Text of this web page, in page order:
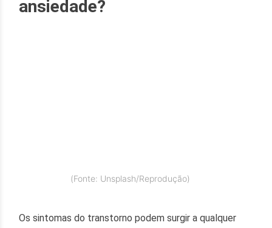
ansiedade?
(Fonte: Unsplash/Reprodução)
Os sintomas do transtorno podem surgir a qualquer